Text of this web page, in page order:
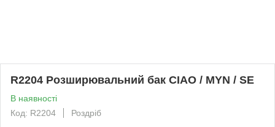
R2204 Розширювальний бак CIAO / MYN / SE
В наявності
Код: R2204
Роздріб